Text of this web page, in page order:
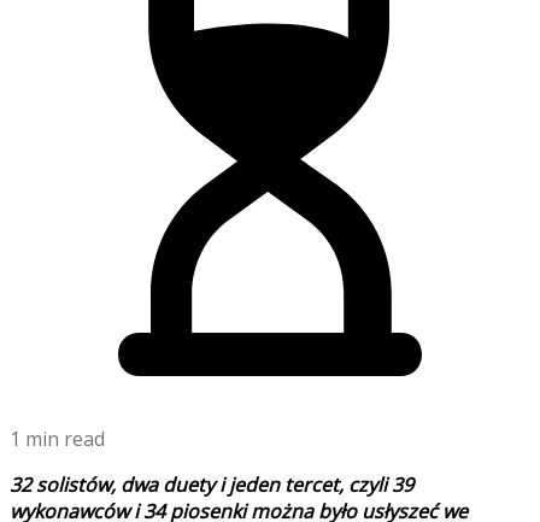
1 min read
32 solistów, dwa duety i jeden tercet, czyli 39
wykonawców i 34 piosenki można było usłyszeć we